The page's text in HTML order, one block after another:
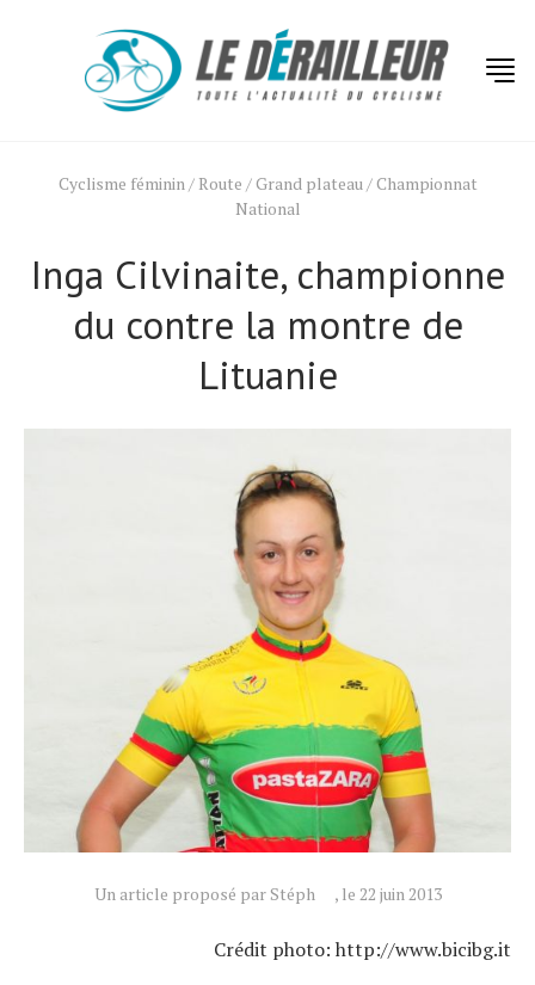
Cyclisme féminin/ Route / Grand plateau/ Championnat
National
Inga Cilvinaite, championne
du contre la montre de
Lituanie
Un article proposé par Stéph , le 22 juin 2013
Crédit photo: http://www.bicibg.it
Tous nos articles
À propos